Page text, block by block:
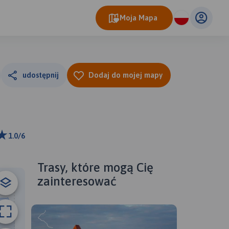
Moja Mapa
udostępnij Dodaj do mojej mapy
1.0/6
Trasy, które mogą Cię
zainteresować